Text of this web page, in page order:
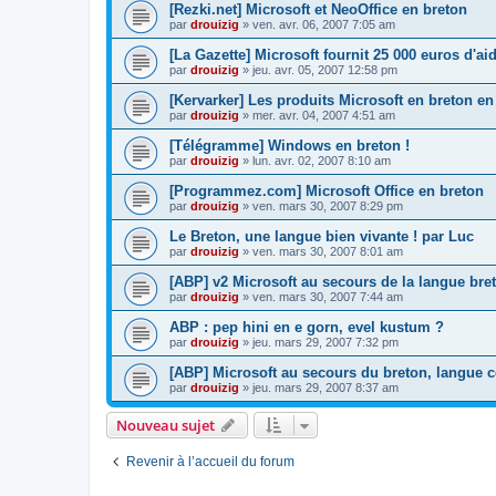
[Rezki.net] Microsoft et NeoOffice en breton
par drouizig » ven. avr. 06, 2007 7:05 am
[La Gazette] Microsoft fournit 25 000 euros
par drouizig » jeu. avr. 05, 2007 12:58 pm
[Kervarker] Les produits Microsoft en breton
par drouizig » mer. avr. 04, 2007 4:51 am
[Télégramme] Windows en breton !
par drouizig » lun. avr. 02, 2007 8:10 am
[Programmez.com] Microsoft Office en breton
par drouizig » ven. mars 30, 2007 8:29 pm
Le Breton, une langue bien vivante ! par Luc
par drouizig » ven. mars 30, 2007 8:01 am
[ABP] v2 Microsoft au secours de la langue
par drouizig » ven. mars 30, 2007 7:44 am
ABP : pep hini en e gorn, evel kustum ?
par drouizig » jeu. mars 29, 2007 7:32 pm
[ABP] Microsoft au secours du breton, langue
par drouizig » jeu. mars 29, 2007 8:37 am
Nouveau sujet
Revenir à l’accueil du forum